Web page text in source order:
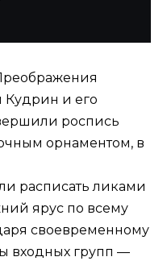
Кудрин и его
роспись
орнаментом, в
расписать ликами
ярус по всему
своевременному
входных групп —